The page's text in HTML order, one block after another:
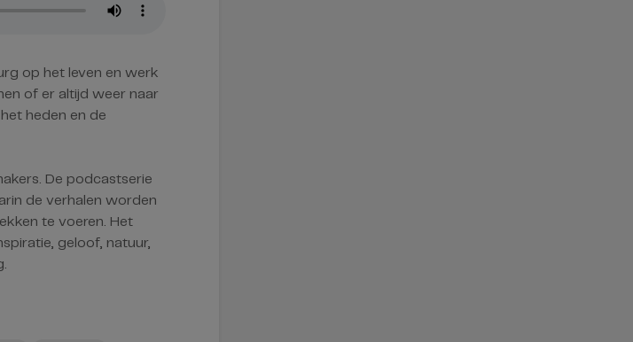
op het leven en werk
of er altijd weer naar
heden en de
De podcastserie
de verhalen worden
te voeren. Het
geloof, natuur,